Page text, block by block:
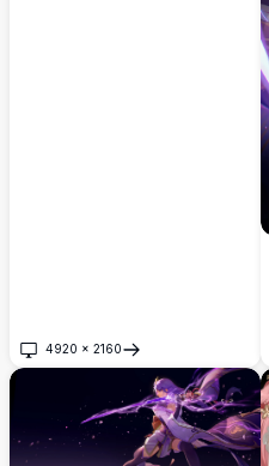
4920 × 2160
Fungua